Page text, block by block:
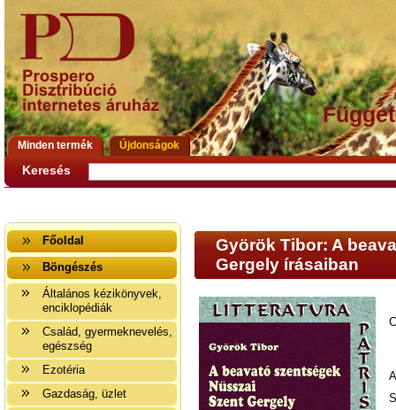
Minden termék Újdonságok
Keresés
Főoldal
Böngészés
Általános kézikönyvek,
enciklopédiák
Család, gyermeknevelés,
egészség
Ezotéria
Gazdaság, üzlet
Györök Tibor: A
Gergely írásaiban